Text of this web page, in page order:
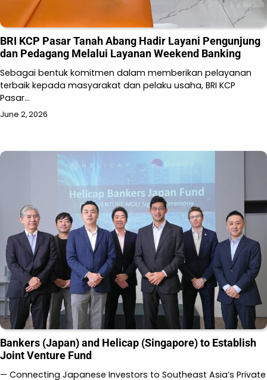
BRI KCP Pasar Tanah Abang Hadir Layani Pengunjung
dan Pedagang Melalui Layanan Weekend Banking
Sebagai bentuk komitmen dalam memberikan pelayanan
terbaik kepada masyarakat dan pelaku usaha, BRI KCP
Pasar…
June 2, 2026
Bankers (Japan) and Helicap (Singapore) to Establish
Joint Venture Fund
— Connecting Japanese Investors to Southeast Asia’s Private